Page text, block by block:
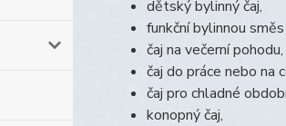
dětský bylinný čaj,
funkční bylinnou
čaj na večerní pohodu,
čaj do práce nebo na
čaj pro chladné
konopný čaj,